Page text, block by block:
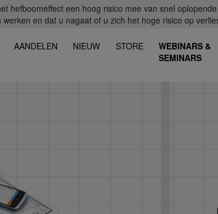
hefboomeffect een hoog risico mee van snel
en dat u nagaat of u zich het hoge risico op
AANDELEN NIEUW STORE
WEBINARS &
SEMINARS